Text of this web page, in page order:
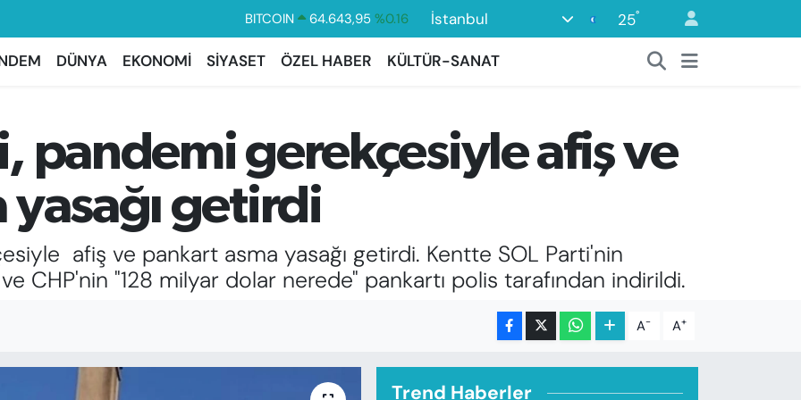
DOLAR 47,6006 %0.06
EURO
55,0250
%0.02
BİST100
13.799 %70
BITCOIN
64.643,95 %0.16
İstanbul 25°
DÜNYA EKONOMİ SİYASET ÖZEL HABER KÜLTÜR-SANAT
pandemi gerekçesiyle afiş ve
getirdi
afiş ve pankart asma yasağı getirdi. Kentte SOL Parti'nin
CHP'nin "128 milyar dolar nerede" pankartı polis tarafından indirildi.
A- A+
Trend Haberler